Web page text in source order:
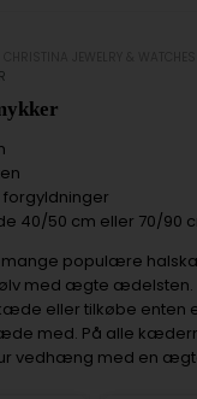
40/50 cm eller 70/90
mange populære
med ægte ædelsten.
eller tilkøbe enten
med. På alle
vedhæng med en